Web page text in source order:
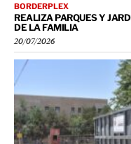
BORDERPLEX
REALIZA PARQUES Y
DE LA FAMILIA
20/07/2026